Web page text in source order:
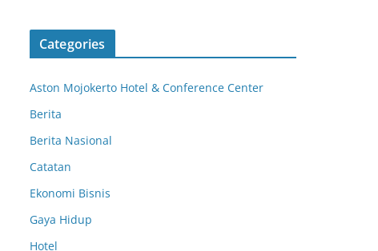
Categories
Aston Mojokerto Hotel & Conference Center
Berita
Berita Nasional
Catatan
Ekonomi Bisnis
Gaya Hidup
Hotel